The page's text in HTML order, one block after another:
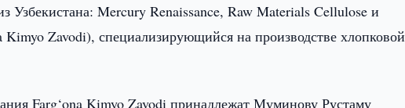
Узбекистана: Mercury Renaissance, Raw Materials Cellulose и
Kimyo Zavodi), специализирующийся на производстве хлопковой
Farg‘ona Kimyo Zavodi принадлежат Муминову Рустаму